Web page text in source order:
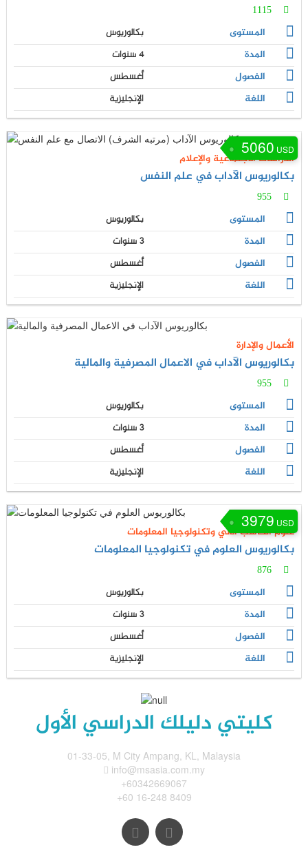
1115
المستوى
بكالوريوس
المدة
4 سنوات
الفصول
أغسطس
اللغة
الإنجليزية
5060 USD
الدراسات الاجتماعية والإعلام
بكالوريوس الآداب في علم النفس
955
المستوى
بكالوريوس
المدة
3 سنوات
الفصول
أغسطس
اللغة
الإنجليزية
الأعمال والإدارة
بكالوريوس الآداب في الاعمال المصرفية والمالية
955
المستوى
بكالوريوس
المدة
3 سنوات
الفصول
أغسطس
اللغة
الإنجليزية
3979 USD
علوم الحاسب الآلي وتكنولوجيا المعلومات
بكالوريوس العلوم في تكنولوجيا المعلومات
876
المستوى
بكالوريوس
المدة
3 سنوات
الفصول
أغسطس
اللغة
الإنجليزية
كليتي دليلك الدراسي الأول
01-33-05, M City Ampang, KL, Malaysia
info@msasia.com.my
+60342669067
+60 16-248 8409